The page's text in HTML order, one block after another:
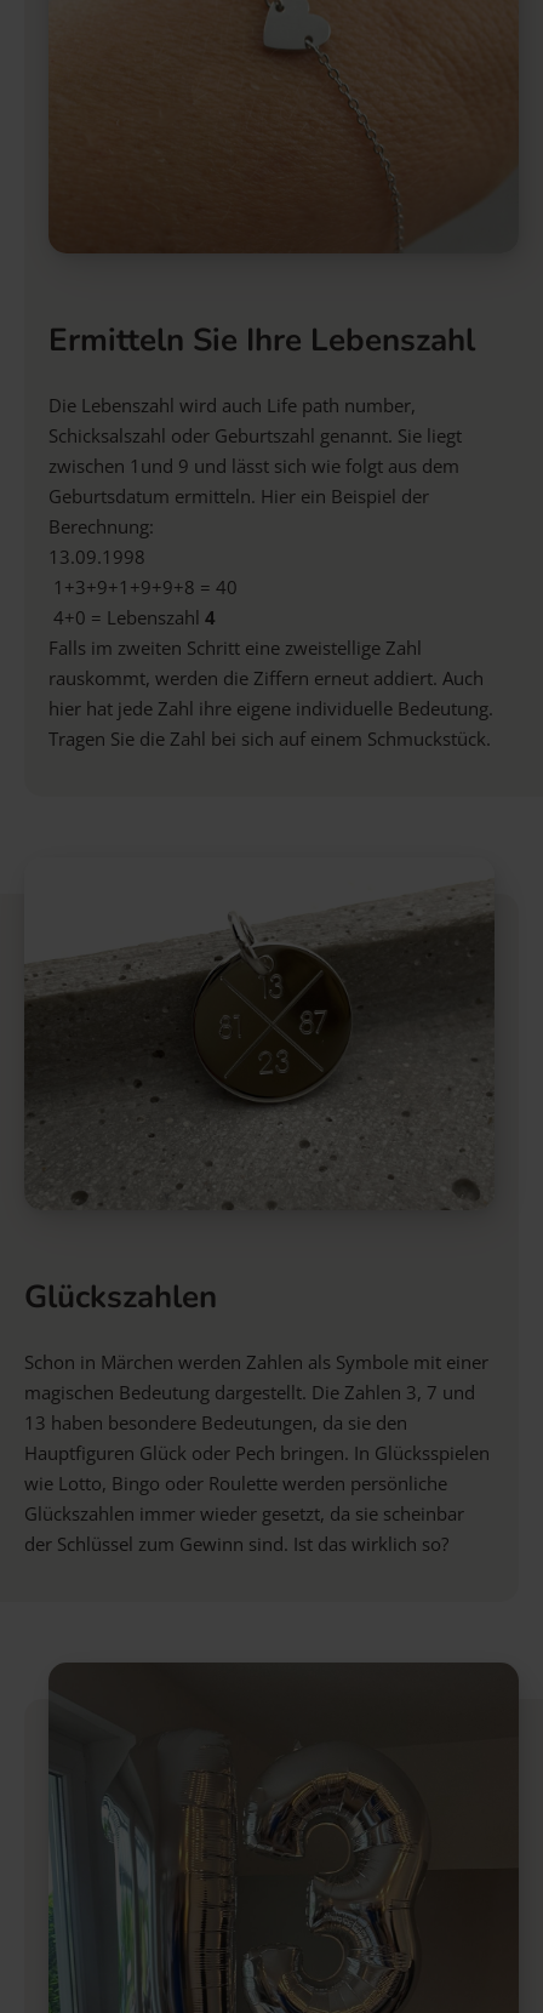
Ermitteln Sie Ihre Lebenszahl
Die Lebenszahl wird auch Life path number,
Schicksalszahl oder Geburtszahl genannt. Sie liegt
zwischen 1und 9 und lässt sich wie folgt aus dem
Geburtsdatum ermitteln. Hier ein Beispiel der
Berechnung:
13.09.1998
1+3+9+1+9+9+8 = 40
4+0 = Lebenszahl 4
Falls im zweiten Schritt eine zweistellige Zahl
rauskommt, werden die Ziffern erneut addiert. Auch
hier hat jede Zahl ihre eigene individuelle Bedeutung.
Tragen Sie die Zahl bei sich auf einem Schmuckstück.
Glückszahlen
Schon in Märchen werden Zahlen als Symbole mit einer
magischen Bedeutung dargestellt. Die Zahlen 3, 7 und
13 haben besondere Bedeutungen, da sie den
Hauptfiguren Glück oder Pech bringen. In Glücksspielen
wie Lotto, Bingo oder Roulette werden persönliche
Glückszahlen immer wieder gesetzt, da sie scheinbar
der Schlüssel zum Gewinn sind. Ist das wirklich so?